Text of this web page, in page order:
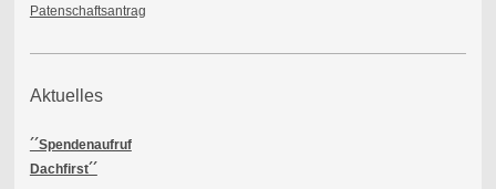
Patenschaftsantrag
Aktuelles
´´Spendenaufruf
Dachfirst´´